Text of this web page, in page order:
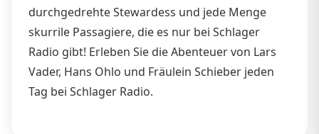
durchgedrehte Stewardess und jede Menge
skurrile Passagiere, die es nur bei Schlager
Radio gibt! Erleben Sie die Abenteuer von Lars
Vader, Hans Ohlo und Fräulein Schieber jeden
Tag bei Schlager Radio.